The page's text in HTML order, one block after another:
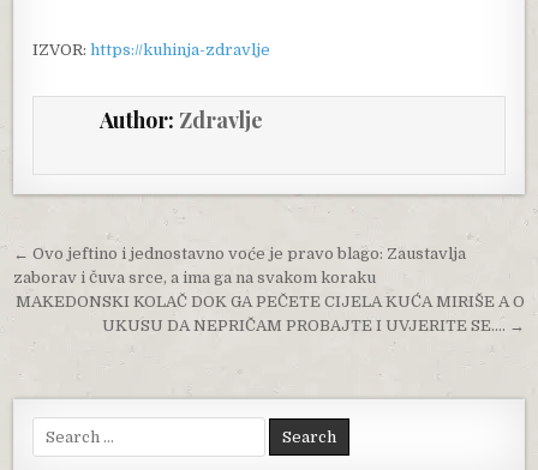
IZVOR:https://kuhinja-zdravlje
Author: Zdravlje
Post navigation
← Ovo jeftino i jednostavno voće je pravo blago: Zaustavlja
zaborav i čuva srce, a ima ga na svakom koraku
MAKEDONSKI KOLAČ DOK GA PEČETE CIJELA KUĆA MIRIŠE A O
UKUSU DA NEPRIČAM PROBAJTE I UVJERITE SE…. →
Search for: